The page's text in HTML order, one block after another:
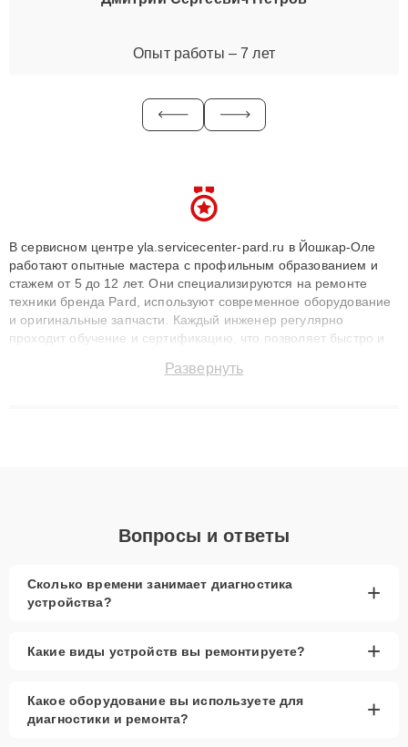
Опыт работы – 7 лет
В сервисном центре yla.servicecenter-pard.ru в Йошкар-Оле
работают опытные мастера с профильным образованием и
стажем от 5 до 12 лет. Они специализируются на ремонте
техники бренда Pard, используют современное оборудование
и оригинальные запчасти. Каждый инженер регулярно
проходит обучение и сертификацию, что позволяет быстро и
сохранением гарантии до 3 лет. Наши мастера решают
Развернуть
Вопросы и ответы
Сколько времени занимает диагностика
устройства?
+
Какие виды устройств вы ремонтируете? +
Какое оборудование вы используете для
диагностики и ремонта?
+